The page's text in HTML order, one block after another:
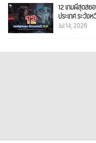
12 เกมผีสุดสย
ประเทศ ระวัง
Jul 14, 2026